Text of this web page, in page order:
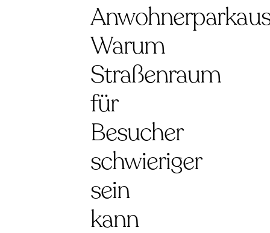
Warum
Straßenraum
für
Besucher
schwieriger
sein
kann